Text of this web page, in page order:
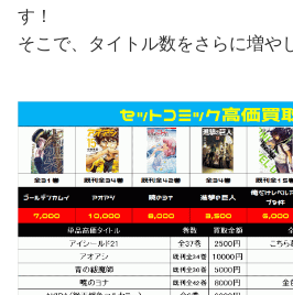
す！
そこで、タイトル数をさらに増や